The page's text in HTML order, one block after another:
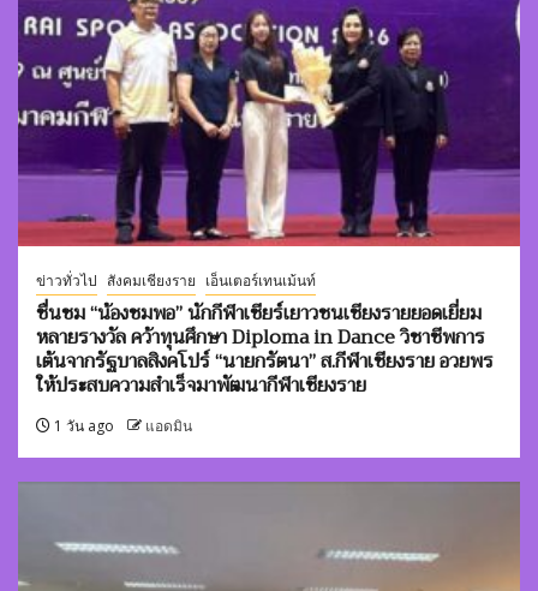
ข่าวทั่วไป สังคมเชียงราย เอ็นเตอร์เทนเม้นท์
ชื่นชม “น้องชมพอ” นักกีฬาเชียร์เยาวชนเชียงรายยอดเยี่ยม
หลายรางวัล คว้าทุนศึกษา Diploma in Dance วิชาชีพการ
เต้นจากรัฐบาลสิงคโปร์ “นายกรัตนา” ส.กีฬาเชียงราย อวยพร
ให้ประสบความสำเร็จมาพัฒนากีฬาเชียงราย
1 วัน ago แอดมิน